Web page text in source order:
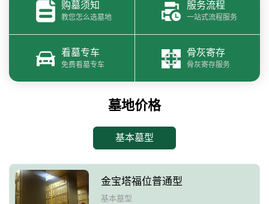
购墓须知
教您怎么选墓地
服务流程
一站式流程服务
看墓专车
免费看墓专车
骨灰寄存
骨灰寄存服务
墓地价格
基本墓型
金宝塔福位普通型
基本墓型